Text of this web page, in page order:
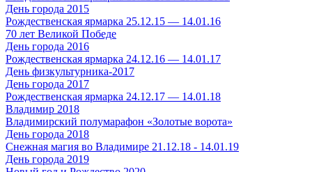
День города 2015
Рождественская ярмарка 25.12.15 — 14.01.16
70 лет Великой Победе
День города 2016
Рождественская ярмарка 24.12.16 — 14.01.17
День физкультурника-2017
День города 2017
Рождественская ярмарка 24.12.17 — 14.01.18
Владимир 2018
Владимирский полумарафон «Золотые ворота»
День города 2018
Снежная магия во Владимире 21.12.18 - 14.01.19
День города 2019